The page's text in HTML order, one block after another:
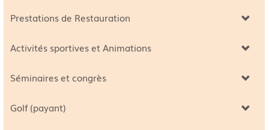
Prestations de Restauration
Activités sportives et Animations
Séminaires et congrès
Golf (payant)